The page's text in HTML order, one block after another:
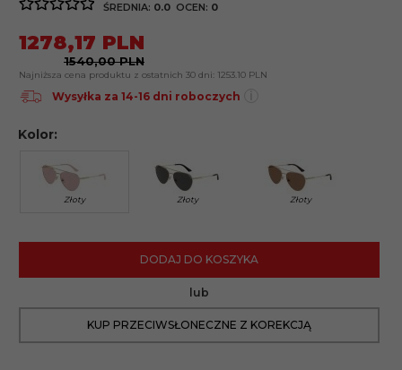
ŚREDNIA: 0.0 OCEN: 0
Kolor:
Złoty Złoty Złoty
1278,17 PLN
1540,00 PLN
Najniższa cena produktu z ostatnich 30 dni: 1253.10 PLN
Wysyłka za 14-16 dni roboczych
DODAJ DO KOSZYKA
lub
KUP PRZECIWSŁONECZNE Z KOREKCJĄ